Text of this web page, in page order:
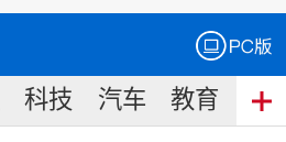
科技 汽车 教育 食